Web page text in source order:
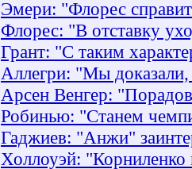
Эмери: "Флорес
Флорес: "В отставку
Грант: "С таким
Аллегри: "Мы доказали,
Арсен Венгер:
Робинью: "Станем
Гаджиев: "Анжи"
Холлоуэй: "Корниленко